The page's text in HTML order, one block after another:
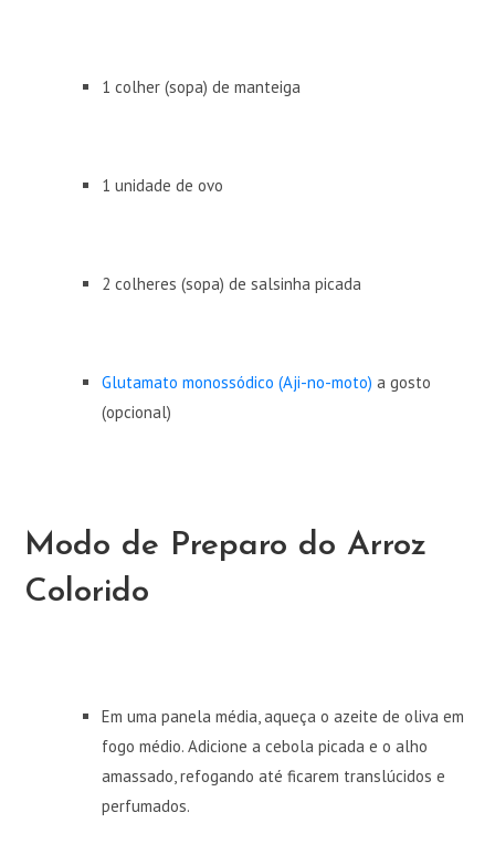
1 colher (sopa) de manteiga
1 unidade de ovo
2 colheres (sopa) de salsinha picada
Glutamato monossódico (Aji-no-moto) a gosto
(opcional)
Modo de Preparo do Arroz
Colorido
Em uma panela média, aqueça o azeite de oliva em
fogo médio. Adicione a cebola picada e o alho
amassado, refogando até ficarem translúcidos e
perfumados.